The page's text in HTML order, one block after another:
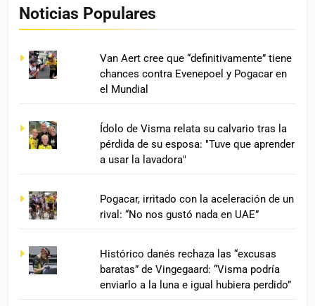
Noticias Populares
Van Aert cree que “definitivamente” tiene
chances contra Evenepoel y Pogacar en
el Mundial
Ídolo de Visma relata su calvario tras la
pérdida de su esposa: "Tuve que aprender
a usar la lavadora"
Pogacar, irritado con la aceleración de un
rival: “No nos gustó nada en UAE”
Histórico danés rechaza las “excusas
baratas” de Vingegaard: “Visma podría
enviarlo a la luna e igual hubiera perdido”